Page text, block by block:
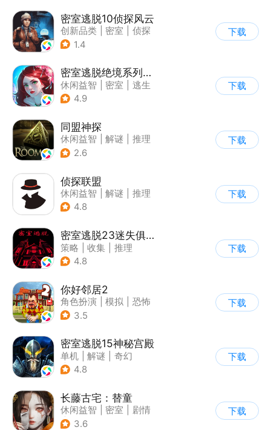
密室逃脱10侦探风云
创新品类 密室
侦探
| 密室逃脱
1.4
下载
密室逃脱绝境系列4迷失森林
休闲益智 密室
逃生
| 密室逃脱
4.9
下载
同盟神探
休闲益智 解谜
推理
| 密室逃脱
2.6
下载
侦探联盟
休闲益智 解谜
推理
| 侦探
4.8
下载
密室逃脱23迷失俱乐部
策略 收集
推理
| 密室逃脱
4.8
下载
你好邻居2
角色扮演 模拟
恐怖
| 卡通
3.5
下载
密室逃脱15神秘宫殿
单机 解谜
奇幻
| 密室逃脱
4.8
下载
长藤古宅：替童
休闲益智 密室
剧情
| 解谜
3.6
下载